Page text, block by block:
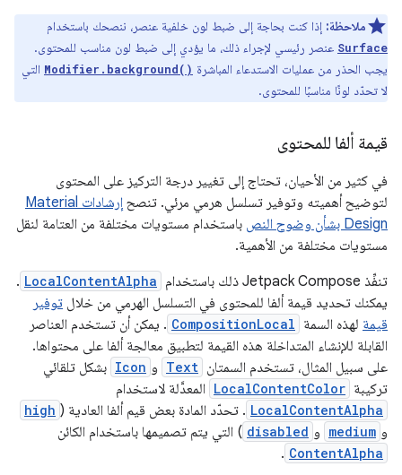
ملاحظة: إذا كنت بحاجة إلى ضبط لون خلفية عنصر، ننصحك باستخدام
Surface عنصر رئيسي لإجراء ذلك، ما يؤدي إلى ضبط لون مناسب للمحتوى.
يجب الحذر من عمليات الاستدعاء المباشرة Modifier.background() التي
لا تحدّد لونًا مناسبًا للمحتوى.
قيمة ألفا للمحتوى
في كثير من الأحيان، تحتاج إلى تغيير درجة التركيز على المحتوى
لتوضيح أهميته وتوفير تسلسل هرمي مرئي. تنصح
إرشادات Material
Design بشأن وضوح النص
باستخدام مستويات مختلفة من العتامة لنقل
مستويات مختلفة من الأهمية.
تنفِّذ Jetpack Compose ذلك باستخدام
LocalContentAlpha
.
يمكنك تحديد قيمة ألفا للمحتوى في التسلسل الهرمي من خلال توفير
قيمة لهذه السمة CompositionLocal . يمكن أن تستخدم العناصر
القابلة للإنشاء المتداخلة هذه القيمة لتطبيق معالجة ألفا على محتواها.
على سبيل المثال، تستخدم السمتان Text و Icon بشكل تلقائي
تركيبة LocalContentColor المعدَّلة لاستخدام
LocalContentAlpha . تحدّد المادة بعض قيم ألفا العادية ( high
و medium و disabled ) التي يتم تصميمها باستخدام الكائن
ContentAlpha
.